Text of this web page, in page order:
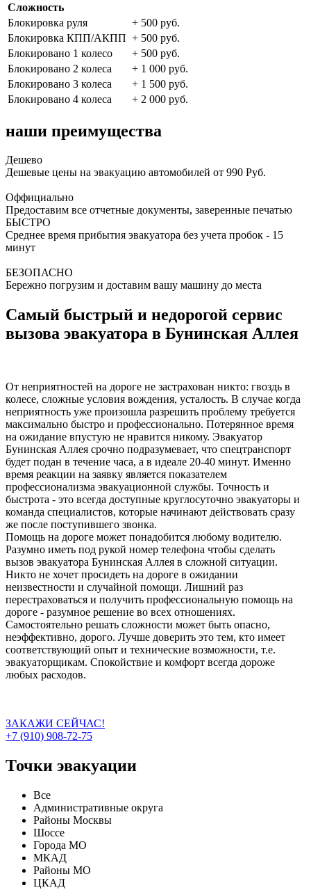
Сложность
Блокировка руля
+ 500 руб.
Блокировка КПП/АКПП + 500 руб.
Блокировано 1 колесо
+ 500 руб.
Блокировано 2 колеса
+ 1 000 руб.
Блокировано 3 колеса
+ 1 500 руб.
Блокировано 4 колеса
+ 2 000 руб.
наши преимущества
Дешево
Дешевые цены на эвакуацию автомобилей от 990 Руб.
Оффициально
Предоставим все отчетные документы, заверенные печатью
БЫСТРО
Среднее время прибытия эвакуатора без учета пробок - 15
минут
БЕЗОПАСНО
Бережно погрузим и доставим вашу машину до места
Самый быстрый и недорогой сервис
вызова эвакуатора в Бунинская Аллея
От неприятностей на дороге не застрахован никто: гвоздь в
колесе, сложные условия вождения, усталость. В случае когда
неприятность уже произошла разрешить проблему требуется
максимально быстро и профессионально. Потерянное время
на ожидание впустую не нравится никому. Эвакуатор
Бунинская Аллея срочно подразумевает, что спецтранспорт
будет подан в течение часа, а в идеале 20-40 минут. Именно
время реакции на заявку является показателем
профессионализма эвакуационной службы. Точность и
быстрота - это всегда доступные круглосуточно эвакуаторы и
команда специалистов, которые начинают действовать сразу
же после поступившего звонка.
Помощь на дороге может понадобится любому водителю.
Разумно иметь под рукой номер телефона чтобы сделать
вызов эвакуатора Бунинская Аллея в сложной ситуации.
Никто не хочет просидеть на дороге в ожидании
неизвестности и случайной помощи. Лишний раз
перестраховаться и получить профессиональную помощь на
дороге - разумное решение во всех отношениях.
Самостоятельно решать сложности может быть опасно,
неэффективно, дорого. Лучше доверить это тем, кто имеет
соответствующий опыт и технические возможности, т.е.
эвакуаторщикам. Спокойствие и комфорт всегда дороже
любых расходов.
ЗАКАЖИ СЕЙЧАС!
+7 (910) 908-72-75
Точки эвакуации
Все
Административные округа
Районы Москвы
Шоссе
Города МО
МКАД
Районы МО
ЦКАД